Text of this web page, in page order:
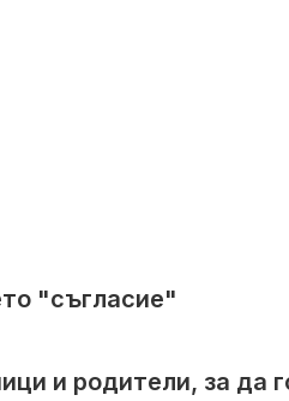
"съгласие"
и родители, за да